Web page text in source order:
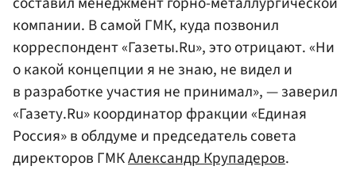
компании. В самой ГМК, куда позвонил
корреспондент «Газеты.Ru», это отрицают. «Ни
о какой концепции я не знаю, не видел и
в разработке участия не принимал», — заверил
«Газету.Ru» координатор фракции «Единая
Россия» в облдуме и председатель совета
директоров ГМКАлександр Крупадеров.